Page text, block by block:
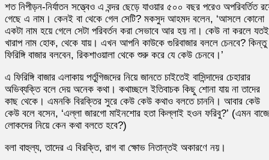
শত নিপীড়ন-নির্যাতন সত্ত্বেও এ বন্দর ছেড়ে যাওয়ার ৫০০ বছর পরেও অপরিবর্তিত
গেছে এ নাম। কেনই বা থেকে গেল সেটি? মকসুদ আহমদ বলেন, ‘আসলে কোনো
একটা নাম হয়ে গেলে সেটা পরিবর্তন করা সেভাবে আর হয় না। কেউ না করলে যতই
খারাপ নাম হোক, থেকে যায়। এখন আপনি কাউকে গুরিবাজার বললে চেনবে? কিন্তু
ফিরিঙ্গি বাজার বলবেন, রিকশাওয়ালা থেকে শুরু করে যে কেউ চেনবে।’
এ ফিরিঙ্গি বাজার এলাকায় পর্তুগিজদের নিয়ে জানতে চাইতেই বাসিন্দাদের চেহারার
অভিব্যক্তি বলে দেয় অনেক কথা। কথাচ্ছলে ইতিবাচক কিছু শোনা যায় না তাদের
কাছ থেকে। এমনকি বিরক্তির সুরে কেউ কেউ কথাও বলতে চাননি। আবার কেউ
কেউ বলে বসেন, ‘এল্লা জারগো মাইনশোর হতা কিল্লাই হওন ফরিবু?’ (এমন বাজে
লোকদের নিয়ে কেন কথা বলতে হবে?)
বলা বাহুল্য, তাদের এ বিরক্তি, রাগ বা ক্ষোভ নিতান্তই অকারণে নয়।